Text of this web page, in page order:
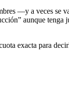
—y a veces se
aunque tenga
exacta para